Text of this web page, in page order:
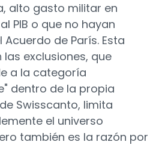
alto gasto militar en
PIB o que no hayan
de París. Esta
exclusiones, que
a la categoría
dentro de la propia
Swisscanto, limita
el universo
también es la razón por